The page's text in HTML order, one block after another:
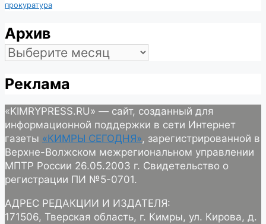
прокуратура
Архив
Архив
Реклама
«KIMRYPRESS.RU» — сайт, созданный для
информационной поддержки в сети Интернет
газеты «КИМРЫ СЕГОДНЯ», зарегистрированной в
Верхне-Волжском межрегиональном управлении
МПТР России 26.05.2003 г. Свидетельство о
регистрации ПИ №5-0701.
АДРЕС РЕДАКЦИИ И ИЗДАТЕЛЯ:
171506, Тверская область, г. Кимры, ул. Кирова, д.